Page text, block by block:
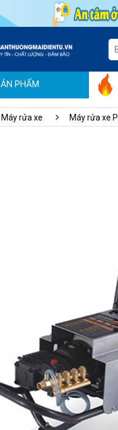
PHẨM
thương hiệu - Ưu đãi tiền
Máy rửa xe Máy rửa xe